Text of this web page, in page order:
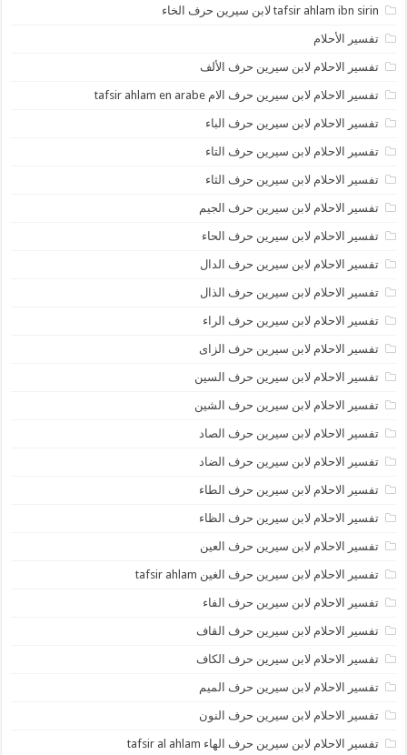
tafsir ahlam ibn sirin لابن سيرين حرف الخاء
تفسير الأحلام
تفسير الاحلام لابن سيرين حرف الألف
تفسير الاحلام لابن سيرين حرف الام tafsir ahlam en arabe
تفسير الاحلام لابن سيرين حرف الباء
تفسير الاحلام لابن سيرين حرف التاء
تفسير الاحلام لابن سيرين حرف الثاء
تفسير الاحلام لابن سيرين حرف الجيم
تفسير الاحلام لابن سيرين حرف الحاء
تفسير الاحلام لابن سيرين حرف الدال
تفسير الاحلام لابن سيرين حرف الذال
تفسير الاحلام لابن سيرين حرف الراء
تفسير الاحلام لابن سيرين حرف الزاى
تفسير الاحلام لابن سيرين حرف السين
تفسير الاحلام لابن سيرين حرف الشين
تفسير الاحلام لابن سيرين حرف الصاد
تفسير الاحلام لابن سيرين حرف الضاد
تفسير الاحلام لابن سيرين حرف الطاء
تفسير الاحلام لابن سيرين حرف الظاء
تفسير الاحلام لابن سيرين حرف العين
تفسير الاحلام لابن سيرين حرف الغين tafsir ahlam
تفسير الاحلام لابن سيرين حرف الفاء
تفسير الاحلام لابن سيرين حرف القاف
تفسير الاحلام لابن سيرين حرف الكاف
تفسير الاحلام لابن سيرين حرف الميم
تفسير الاحلام لابن سيرين حرف النون
تفسير الاحلام لابن سيرين حرف الهاء tafsir al ahlam